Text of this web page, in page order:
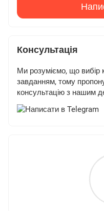
Консультація
Ми розуміємо, що
завданням, тому
консультацію з нашим